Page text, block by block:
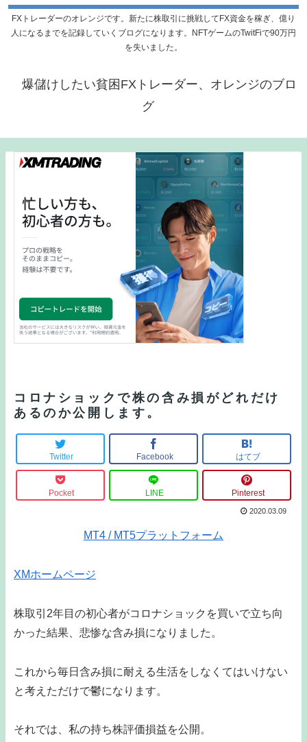
FXトレーダーのオレンジです。新たに株取引に挑戦してFX資金を稼ぎ、億り
人になるまでを記録していくブログになります。NFTゲームのTwitFiで90万円
を失いました。
爆儲けしたい貧困FXトレーダー、オレンジのブロ
グ
コロナショックで株の含み損がどれだけ
あるのか公開します。
Twitter Facebook はてブ
Pocket LINE Pinterest
2020.03.09
MT4 / MT5プラットフォーム
XMホームページ
株取引2年目の初心者がコロナショックを買いで立ち向
かった結果、悲惨な含み損になりました。
これから毎日含み損に耐える生活をしなくてはいけない
と考えただけで鬱になります。
それでは、私の持ち株評価損益を公開。